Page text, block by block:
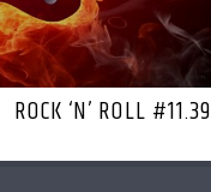
ROCK ‘N’ ROLL #11.39